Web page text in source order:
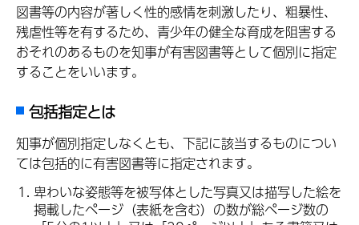
図書等の内容が著しく性的感情を刺激したり、粗暴性、
残虐性等を有するため、青少年の健全な育成を阻害する
おそれのあるものを知事が有害図書等として個別に指定
することをいいます。
包括指定とは
知事が個別指定しなくとも、下記に該当するものについ
ては包括的に有害図書等に指定されます。
卑わいな姿態等を被写体とした写真又は描写した絵を
掲載したページ（表紙を含む）の数が総ページ数の